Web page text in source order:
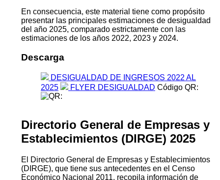
En consecuencia, este material tiene como propósito
presentar las principales estimaciones de desigualdad
del año 2025, comparado estrictamente con las
estimaciones de los años 2022, 2023 y 2024.
Descarga
DESIGUALDAD DE INGRESOS 2022 AL
2025
FLYER DESIGUALDAD Código QR:
Directorio General de Empresas y
Establecimientos (DIRGE) 2025
El Directorio General de Empresas y Establecimientos
(DIRGE), que tiene sus antecedentes en el Censo
Económico Nacional 2011, recopila información de